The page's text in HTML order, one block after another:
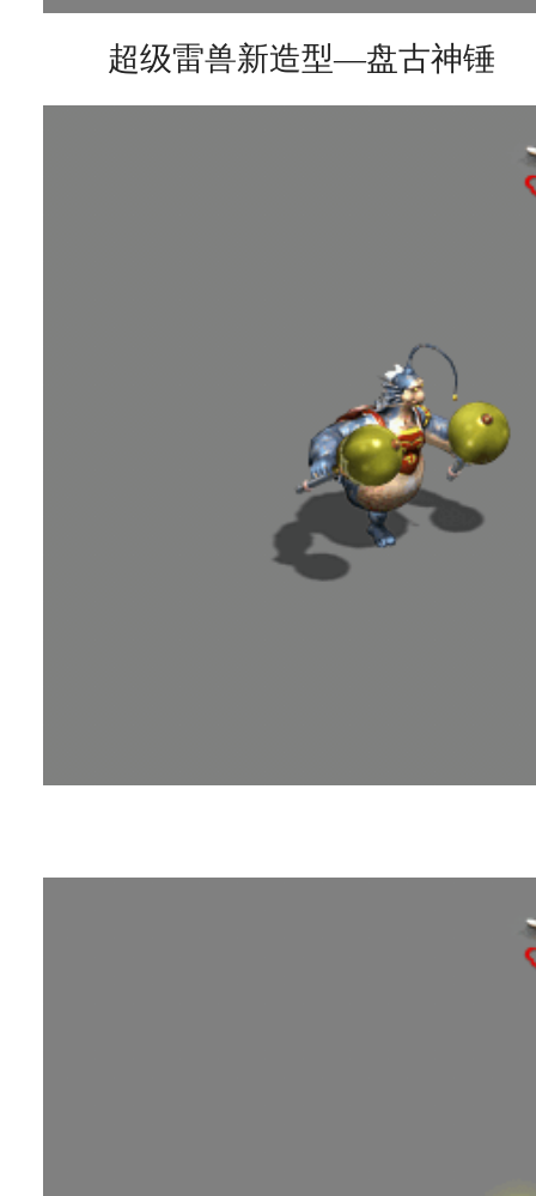
超级雷兽新造型—盘古神锤